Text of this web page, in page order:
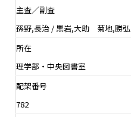
主査／副査
孫野,長治 / 黒岩,大助 菊地,勝弘
所在
理学部・中央図書室
配架番号
782